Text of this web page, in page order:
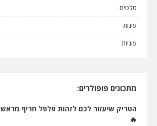
סלטים
עוגות
עוגיות
מתכונים פופולרים:
הטריק שיעזור לכם לזהות פלפל חריף מראש
🔥